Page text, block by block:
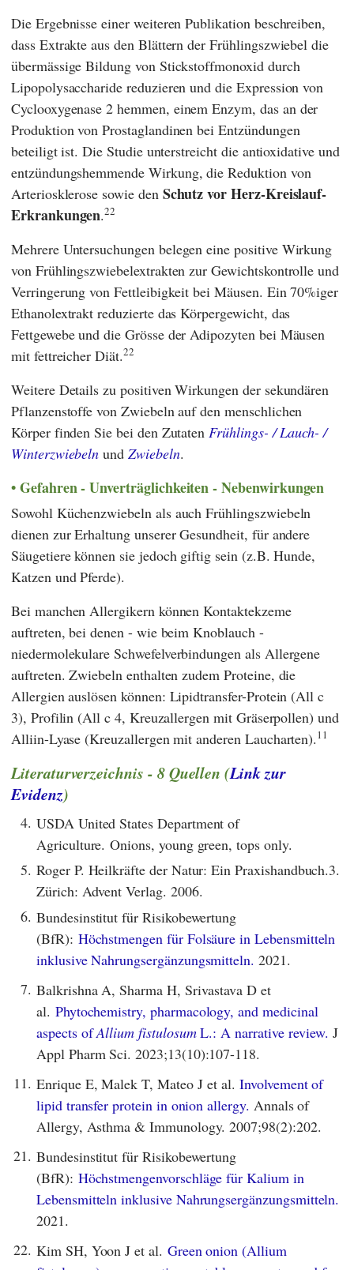
Die Ergebnisse einer weiteren Publikation beschreiben,
dass Extrakte aus den Blättern der Frühlingszwiebel die
übermässige Bildung von Stickstoffmonoxid durch
Lipopolysaccharide reduzieren und die Expression von
Cyclooxygenase 2 hemmen, einem Enzym, das an der
Produktion von Prostaglandinen bei Entzündungen
beteiligt ist. Die Studie unterstreicht die antioxidative und
entzündungshemmende Wirkung, die Reduktion von
Arteriosklerose sowie den Schutz vor Herz-Kreislauf-
Erkrankungen.22
Mehrere Untersuchungen belegen eine positive Wirkung
von Frühlingszwiebelextrakten zur Gewichtskontrolle und
Verringerung von Fettleibigkeit bei Mäusen. Ein 70%iger
Ethanolextrakt reduzierte das Körpergewicht, das
Fettgewebe und die Grösse der Adipozyten bei Mäusen
mit fettreicher Diät.22
Weitere Details zu positiven Wirkungen der sekundären
Pflanzenstoffe von Zwiebeln auf den menschlichen
Körper finden Sie bei den Zutaten Frühlings- / Lauch- /
Winterzwiebeln und Zwiebeln.
Gefahren - Unverträglichkeiten - Nebenwirkungen
Sowohl Küchenzwiebeln als auch Frühlingszwiebeln
dienen zur Erhaltung unserer Gesundheit, für andere
Säugetiere können sie jedoch giftig sein (z.B. Hunde,
Katzen und Pferde).
Bei manchen Allergikern können Kontaktekzeme
auftreten, bei denen - wie beim Knoblauch -
niedermolekulare Schwefelverbindungen als Allergene
auftreten. Zwiebeln enthalten zudem Proteine, die
Allergien auslösen können: Lipidtransfer-Protein (All c
3), Profilin (All c 4, Kreuzallergen mit Gräserpollen) und
Alliin-Lyase (Kreuzallergen mit anderen Laucharten).11
Literaturverzeichnis - 8 Quellen (Link zur
Evidenz)
4. USDA United States Department of
Agriculture. Onions, young green, tops only.
5. Roger P. Heilkräfte der Natur: Ein Praxishandbuch.3.
Zürich: Advent Verlag. 2006.
6. Bundesinstitut für Risikobewertung
(BfR): Höchstmengen für Folsäure in Lebensmitteln
inklusive Nahrungsergänzungsmitteln. 2021.
7. Balkrishna A, Sharma H, Srivastava D et
al. Phytochemistry, pharmacology, and medicinal
aspects ofAllium fistulosumL.: A narrative review. J
Appl Pharm Sci. 2023;13(10):107-118.
11. Enrique E, Malek T, Mateo J et al.Involvement of
lipid transfer protein in onion allergy. Annals of
Allergy, Asthma & Immunology. 2007;98(2):202.
21. Bundesinstitut für Risikobewertung
(BfR): Höchstmengenvorschläge für Kalium in
Lebensmitteln inklusive Nahrungsergänzungsmitteln.
2021.
22. Kim SH, Yoon J et al. Green onion (Allium